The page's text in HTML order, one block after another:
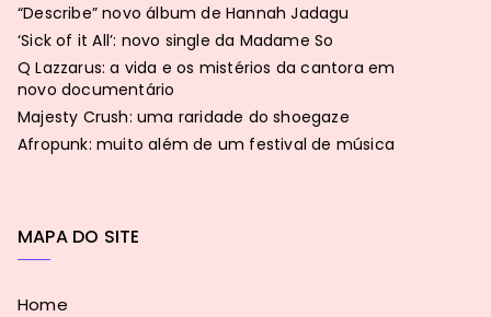
“Describe” novo álbum de Hannah Jadagu
‘Sick of it All’: novo single da Madame So
Q Lazzarus: a vida e os mistérios da cantora em
novo documentário
Majesty Crush: uma raridade do shoegaze
Afropunk: muito além de um festival de música
MAPA DO SITE
Home